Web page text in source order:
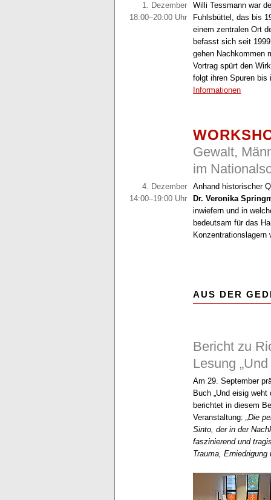
1. Dezember
18:00–20:00 Uhr
Willi Tessmann war
Fuhlsbüttel, das bis
einem zentralen Ort
befasst sich seit
gehen Nachkommen
Vortrag spürt den
folgt ihren Spuren bis
Informationen
Gewalt,
im
4. Dezember
14:00–19:00 Uhr
Anhand historischer
Dr. Veronika
inwiefern und in
bedeutsam für das
Konzentrationslagern
AUS DER
Bericht zu
Lesung
Am 29. September
Buch „Und eisig
berichtet in diesem
Veranstaltung: „Die
Sinto, der in der
faszinierend und
Trauma,